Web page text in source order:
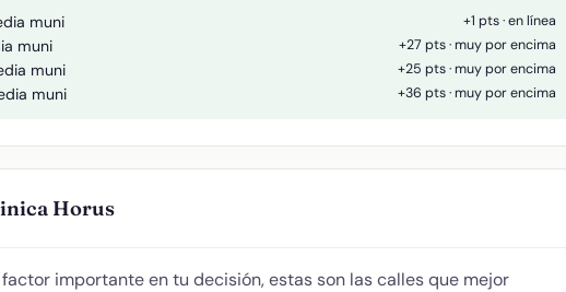
muni +1 pts · en línea
muni +27 pts · muy por encima
muni +25 pts · muy por encima
muni +36 pts · muy por encima
Horus
importante en tu decisión, estas son las calles que mejor